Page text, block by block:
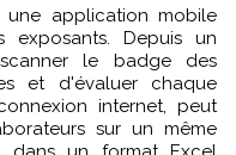
application mobile
Depuis un
le badge des
et d'évaluer chaque
internet, peut
sur un même